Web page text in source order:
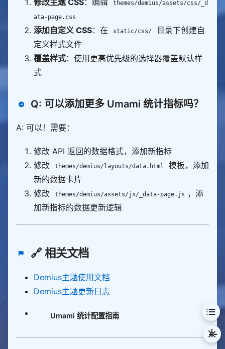
themes/demius/assets/css/_d
ata-page.css
添加自定义 CSS：在 static/css/
目录下创建自
定义样式文件
覆盖样式：使用更高优先级的选择器覆盖默认样
式
Q: 可以添加更多 Umami 统计指标吗？
A: 可以！需要：
修改 API 返回的数据格式，添加新指标
修改
themes/demius/layouts/data.html
模板，添加
新的数据卡片
修改
themes/demius/assets/js/_data-page.js ，添
加新指标的数据更新逻辑
🔗 相关文档
Demius主题使用文档
Demius主题更新日志
Umami 统计配置指南